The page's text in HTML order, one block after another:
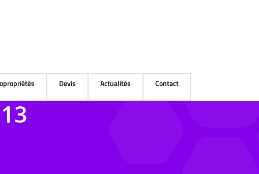
Devis Actualités Contact